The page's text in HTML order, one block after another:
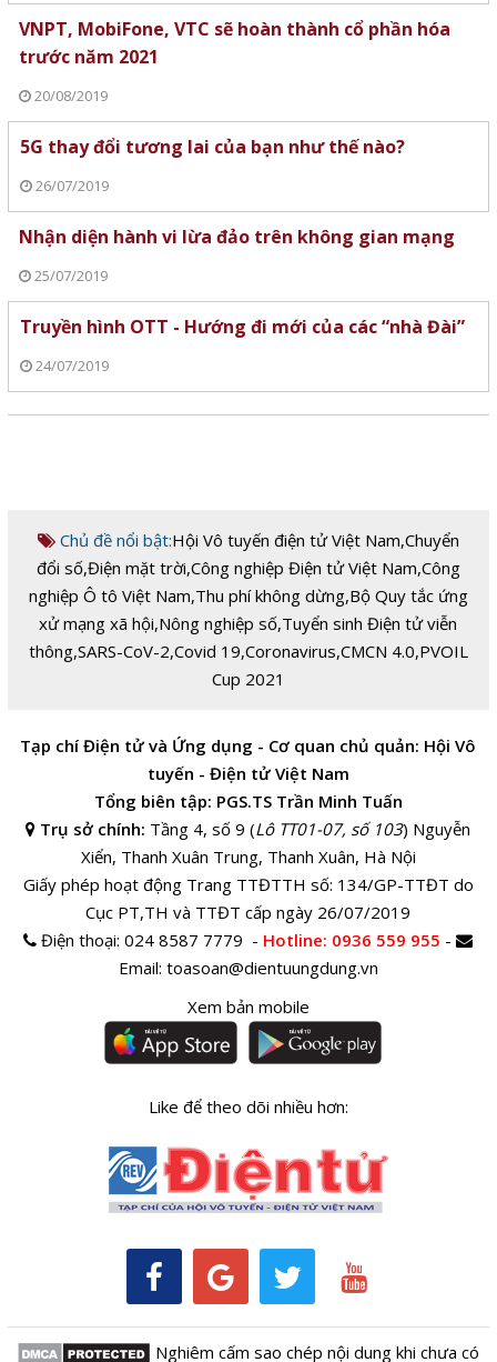
VNPT, MobiFone, VTC sẽ hoàn thành cổ phần hóa
trước năm 2021
20/08/2019
5G thay đổi tương lai của bạn như thế nào?
26/07/2019
Nhận diện hành vi lừa đảo trên không gian mạng
25/07/2019
Truyền hình OTT - Hướng đi mới của các “nhà Đài”
24/07/2019
Chủ đề nổi bật:Hội Vô tuyến điện tử Việt Nam,Chuyển
đổi số,Điện mặt trời,Công nghiệp Điện tử Việt Nam,Công
nghiệp Ô tô Việt Nam,Thu phí không dừng,Bộ Quy tắc ứng
xử mạng xã hội,Nông nghiệp số,Tuyển sinh Điện tử viễn
thông,SARS-CoV-2,Covid 19,Coronavirus,CMCN 4.0,PVOIL
Cup 2021
Tạp chí Điện tử và Ứng dụng - Cơ quan chủ quản: Hội Vô
tuyến - Điện tử Việt Nam
Tổng biên tập: PGS.TS Trần Minh Tuấn
Trụ sở chính: Tầng 4, số 9 (Lô TT01-07, số 103) Nguyễn
Xiển, Thanh Xuân Trung, Thanh Xuân, Hà Nội
Giấy phép hoạt động Trang TTĐTTH số: 134/GP-TTĐT do
Cục PT,TH và TTĐT cấp ngày 26/07/2019
Điện thoại:024 8587 7779 - Hotline: 0936 559 955 -
Email: toasoan@dientuungdung.vn
Xem bản mobile
Like để theo dõi nhiều hơn:
Nghiêm cấm sao chép nội dung khi chưa có